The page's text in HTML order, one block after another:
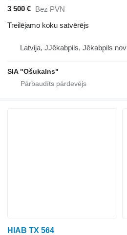
3 500 € Bez PVN
Treilējamo koku satvērējs
Latvija, JJēkabpils, Jēkabpils nov
SIA "Ošukalns"
HIAB TX 564